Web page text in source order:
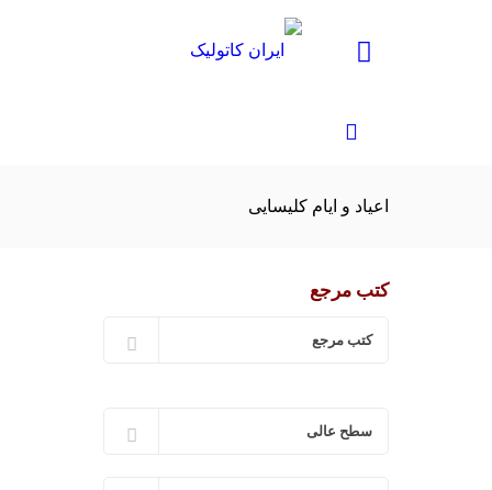
اعیاد و ایام کلیسایی
کتب مرجع
کتب مرجع
سطح عالی